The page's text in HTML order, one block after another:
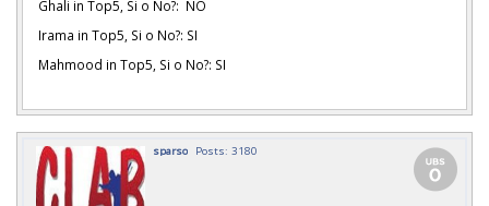
Ghali in Top5, Si o No?: NO
Irama in Top5, Si o No?: SI
Mahmood in Top5, Si o No?: SI
sparso Posts: 3180